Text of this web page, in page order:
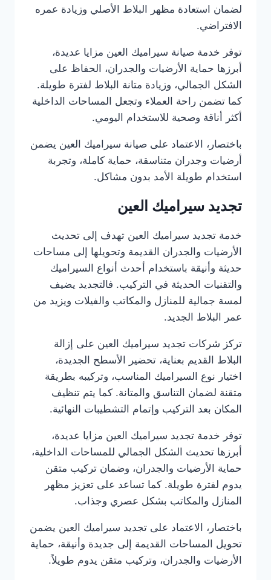
لضمان استعادة مظهر البلاط الأصلي وزيادة عمره
الافتراضي.
توفر خدمة صيانة سيراميك العين مزايا عديدة،
أبرزها حماية الأرضيات والجدران، الحفاظ على
الشكل الجمالي، وزيادة متانة البلاط لفترة طويلة.
كما تضمن راحة العملاء وتجعل المساحات الداخلية
أكثر أناقة وصحية للاستخدام اليومي.
باختصار، الاعتماد على صيانة سيراميك العين يضمن
أرضيات وجدران متناسقة، حماية كاملة، وتجربة
استخدام طويلة الأمد بدون مشاكل.
تجديد سيراميك العين
خدمة تجديد سيراميك العين تهدف إلى تحديث
الأرضيات والجدران القديمة وتحويلها إلى مساحات
حديثة وأنيقة باستخدام أحدث أنواع السيراميك
والتقنيات الحديثة في التركيب. فالتجديد يضيف
لمسة جمالية للمنازل والمكاتب والفيلات ويزيد من
عمر البلاط الجديد.
تركز شركات تجديد سيراميك العين على إزالة
البلاط القديم بعناية، تحضير الأسطح الجديدة،
اختيار نوع السيراميك المناسب، وتركيبه بطريقة
متقنة لضمان التناسق والمتانة. كما يتم تنظيف
المكان بعد التركيب وإتمام التشطيبات النهائية.
توفر خدمة تجديد سيراميك العين مزايا عديدة،
أبرزها تحديث الشكل الجمالي للمساحات الداخلية،
حماية الأرضيات والجدران، وضمان تركيب متقن
يدوم لفترة طويلة. كما تساعد على تعزيز مظهر
المنازل والمكاتب بشكل عصري وجذاب.
باختصار، الاعتماد على تجديد سيراميك العين يضمن
تحويل المساحات القديمة إلى جديدة وأنيقة، حماية
الأرضيات والجدران، وتركيب متقن يدوم طويلاً.